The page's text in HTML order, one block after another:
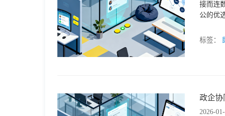
接而连
公的优
标签：
政企协
2026-